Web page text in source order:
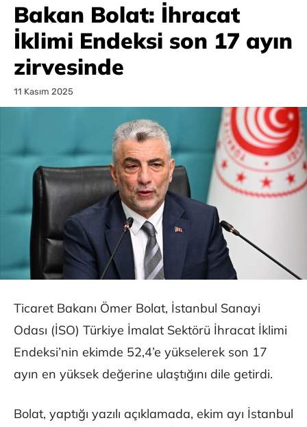
Bakan Bolat: İhracat
İklimi Endeksi son 17 ayın
zirvesinde
11 Kasım 2025
Ticaret Bakanı Ömer Bolat, İstanbul Sanayi
Odası (İSO) Türkiye İmalat Sektörü İhracat İklimi
Endeksi’nin ekimde 52,4’e yükselerek son 17
ayın en yüksek değerine ulaştığını dile getirdi.
Bolat, yaptığı yazılı açıklamada, ekim ayı İstanbul